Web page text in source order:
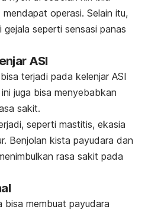
mendapat operasi. Selain itu,
gejala seperti sensasi panas
ASI
terjadi pada kelenjar ASI
ini juga bisa menyebabkan
sakit.
seperti mastitis, ekasia
Benjolan kista payudara dan
rasa sakit pada
bisa membuat payudara